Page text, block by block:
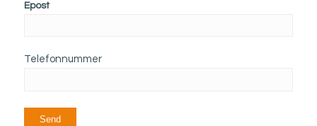
Epost
Telefonnummer